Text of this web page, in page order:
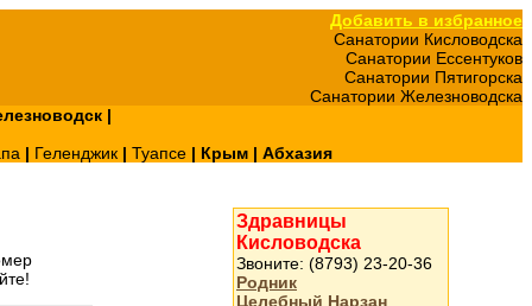
Добавить в избранное
Санатории Кисловодска
Санатории Ессентуков
Санатории Пятигорска
Санатории Железноводска
|
| Геленджик | Туапсе | Крым | Абхазия
Здравницы
Кисловодска
Звоните: (8793) 23-20-36
Родник
Целебный Нарзан